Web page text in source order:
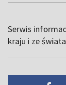
Serwis
kraju i ze